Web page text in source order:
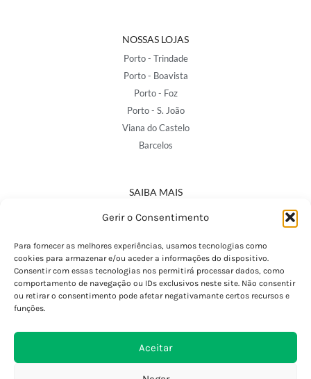
Gerir o Consentimento
Para fornecer as melhores experiências, usamos tecnologias como
cookies para armazenar e/ou aceder a informações do dispositivo.
Consentir com essas tecnologias nos permitirá processar dados, como
comportamento de navegação ou IDs exclusivos neste site. Não consentir
ou retirar o consentimento pode afetar negativamante certos recursos e
funções.
Aceitar
NOSSAS LOJAS
Porto - Trindade
Porto - Boavista
Porto - Foz
Porto - S. João
Viana do Castelo
Barcelos
SAIBA MAIS
Política de Privacidade
Termos e Condições
Perguntas Frequentes
Custos de Envio
Encomendas Internacionais
Devoluções e Trocas